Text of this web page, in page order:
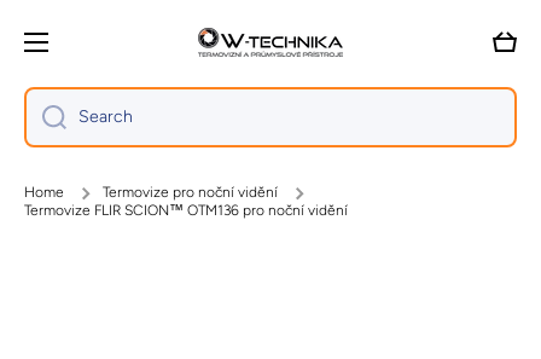
Skip to content
Cart
Search
Home
Termovize pro noční vidění
Termovize FLIR SCION™ OTM136 pro noční vidění